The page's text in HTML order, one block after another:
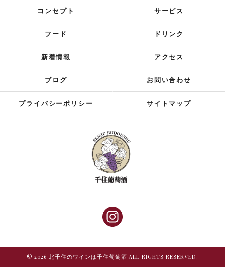
コンセプト サービス
フード ドリンク
新着情報 アクセス
ブログ お問い合わせ
プライバシーポリシー サイトマップ
© 2026 北千住のワインは千住葡萄酒 ALL RIGHTS RESERVED.